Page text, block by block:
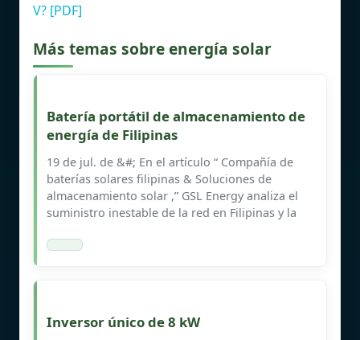
V? [PDF]
Más temas sobre energía solar
Batería portátil de almacenamiento de
energía de Filipinas
19 de jul. de &#; En el artículo “ Compañía de
baterías solares filipinas & Soluciones de
almacenamiento solar ,” GSL Energy analiza el
suministro inestable de la red en Filipinas y la
Inversor único de 8 kW